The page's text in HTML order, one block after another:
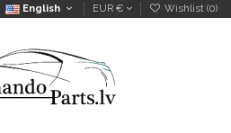
English EUR € Wishlist (0)